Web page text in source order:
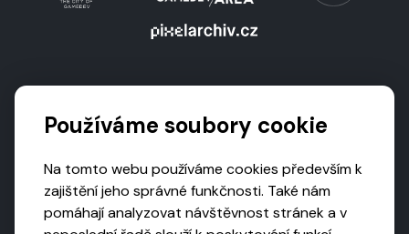
Používáme soubory cookie
Na tomto webu používáme cookies především k
zajištění jeho správné funkčnosti. Také nám
pomáhají analyzovat návštěvnost stránek a v